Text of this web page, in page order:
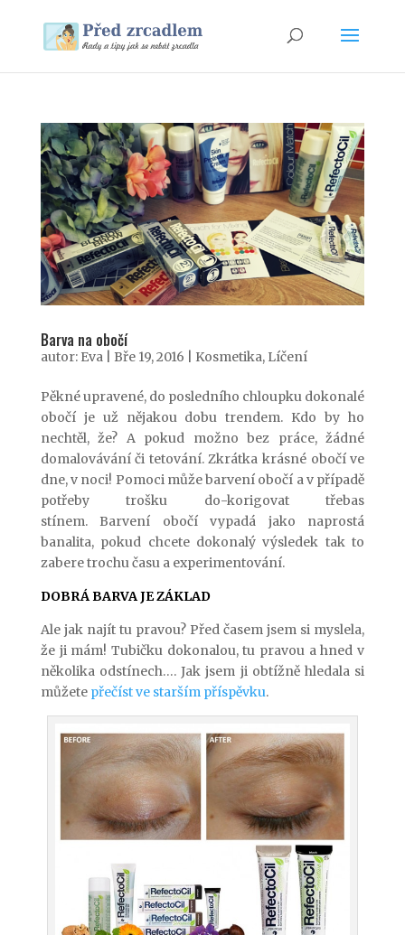
Barva na obočí
autor: Eva Bře 19, 2016 Kosmetika, Líčení
Pěkné upravené, do posledního chloupku dokonalé
obočí je už nějakou dobu trendem. Kdo by ho
nechtěl, že? A pokud možno bez práce, žádné
domalovávání či tetování. Zkrátka krásné obočí ve
dne, v noci! Pomoci může barvení obočí a v případě
potřeby trošku do-korigovat třebas
stínem. Barvení obočí vypadá jako naprostá
banalita, pokud chcete dokonalý výsledek tak to
zabere trochu času a experimentování.
DOBRÁ BARVA JE ZÁKLAD
Ale jak najít tu pravou? Před časem jsem si myslela,
že ji mám! Tubičku dokonalou, tu pravou a hned v
několika odstínech…. Jak jsem ji obtížně hledala si
můžete přečíst ve starším příspěvku.